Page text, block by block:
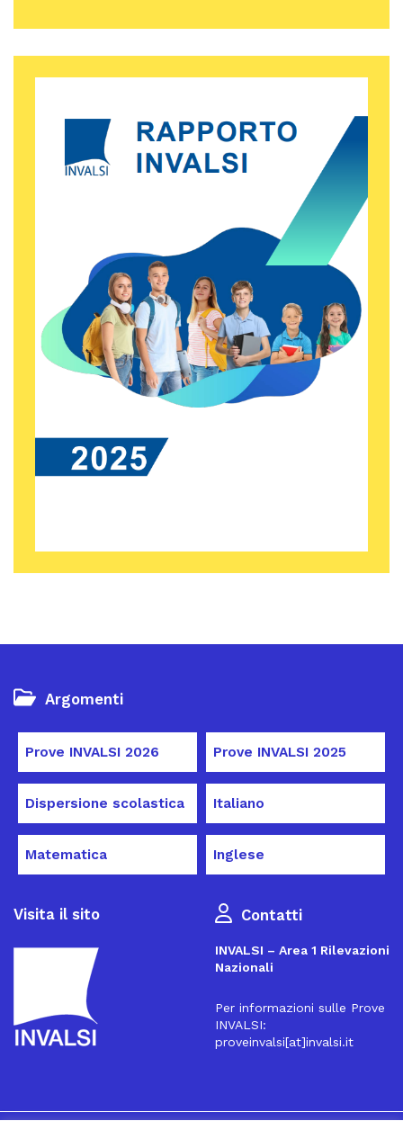
Argomenti
Prove INVALSI 2026 Prove INVALSI 2025
Dispersione scolastica Italiano
Matematica Inglese
Visita il sito Contatti
INVALSI – Area 1 Rilevazioni
Nazionali
Per informazioni sulle Prove
INVALSI:
proveinvalsi[at]invalsi.it